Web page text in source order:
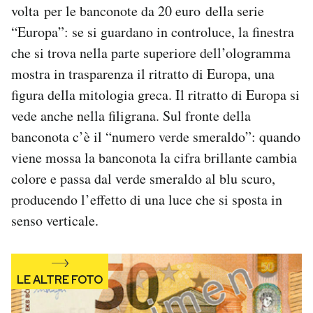
Esci
volta per le banconote da 20 euro della serie
“Europa”: se si guardano in controluce, la finestra
che si trova nella parte superiore dell’ologramma
mostra in trasparenza il ritratto di Europa, una
figura della mitologia greca. Il ritratto di Europa si
vede anche nella filigrana. Sul fronte della
banconota c’è il “numero verde smeraldo”: quando
viene mossa la banconota la cifra brillante cambia
colore e passa dal verde smeraldo al blu scuro,
producendo l’effetto di una luce che si sposta in
senso verticale.